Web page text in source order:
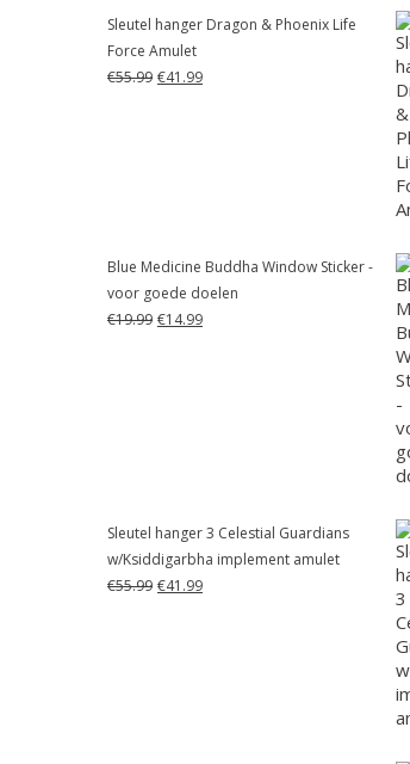
Sleutel hanger Dragon & Phoenix Life
Force Amulet
€55.99 Oorspronkelijke
€41.99Huidige
Blue Medicine Buddha Window Sticker -
voor goede doelen
€19.99 Oorspronkelijke
€14.99Huidige
Sleutel hanger 3 Celestial Guardians
w/Ksiddigarbha implement amulet
€55.99 Oorspronkelijke
€41.99Huidige